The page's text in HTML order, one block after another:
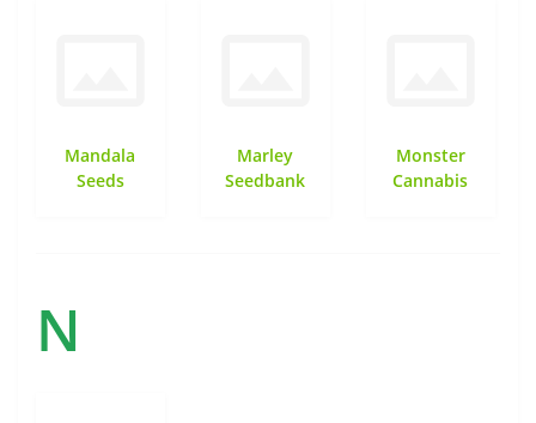
Mandala
Seeds
Marley
Seedbank
Monster
Cannabis
N